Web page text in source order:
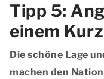
Tipp 5:
einem
Die schöne Lage
machen den